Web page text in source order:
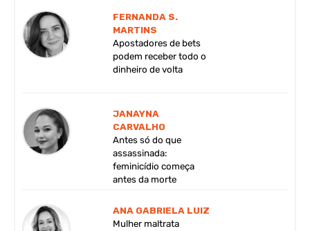
FERNANDA S.
MARTINS
Apostadores de bets
podem receber todo o
dinheiro de volta
JANAYNA
CARVALHO
Antes só do que
assassinada:
feminicídio começa
antes da morte
ANA GABRIELA LUIZ
Mulher maltrata